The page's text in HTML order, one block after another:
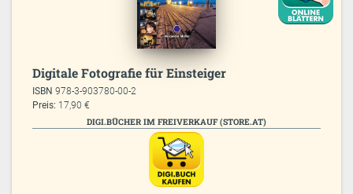
Digitale Fotografie für Einsteiger
ISBN978-3-903780-00-2
Preis: 17,90 €
DIGI.BÜCHER IM FREIVERKAUF (STORE.AT)